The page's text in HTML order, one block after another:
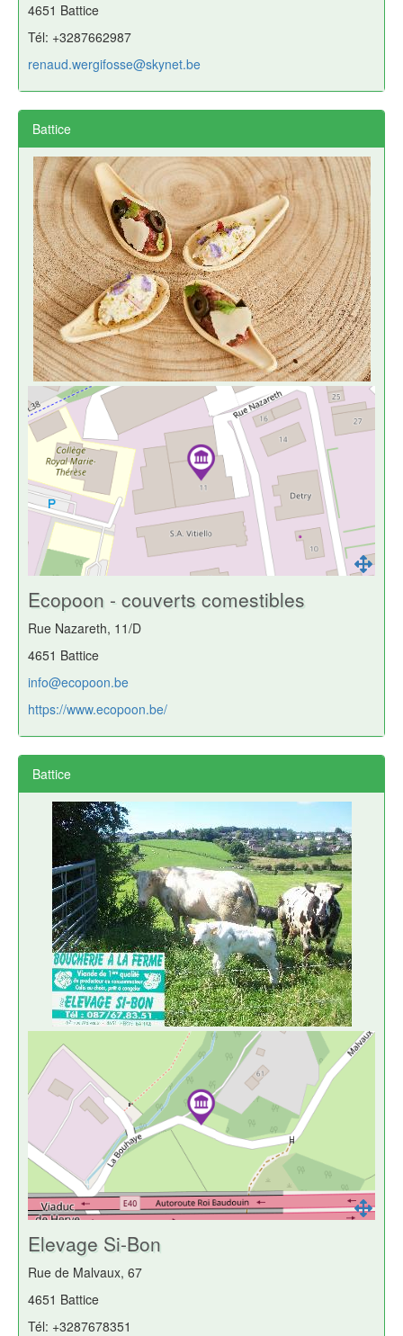
4651 Battice
Tél: +3287662987
renaud.wergifosse@skynet.be
Battice
Ecopoon - couverts comestibles
Rue Nazareth, 11/D
4651 Battice
info@ecopoon.be
https://www.ecopoon.be/
Battice
Elevage Si-Bon
Rue de Malvaux, 67
4651 Battice
Tél: +3287678351